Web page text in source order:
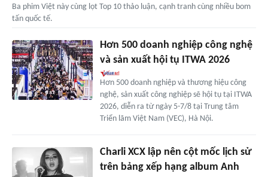
Ba phim Việt này cùng lọt Top 10 thảo luận, cạnh tranh cùng nhiều bom
tấn quốc tế.
Hơn 500 doanh nghiệp công nghệ
và sản xuất hội tụ ITWA 2026
Hơn 500 doanh nghiệp và thương hiệu công
nghệ, sản xuất công nghiệp sẽ hội tụ tại ITWA
2026, diễn ra từ ngày 5-7/8 tại Trung tâm
Triển lãm Việt Nam (VEC), Hà Nội.
Charli XCX lập nên cột mốc lịch sử
trên bảng xếp hạng album Anh